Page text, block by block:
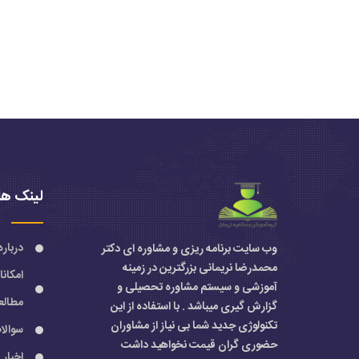
وب سایت برنامه ریزی و مشاوره ای دکتر
محمدرضا نریمانی بزرگترین در زمینه
آموزشی و سیستم مشاوره تحصیلی و
گزارش گیری میباشد . با استفاده از این
تکنولوژی جدید شما بی نیاز از مشاوران
حضوری گران قیمت نخواهید داشت
لینک